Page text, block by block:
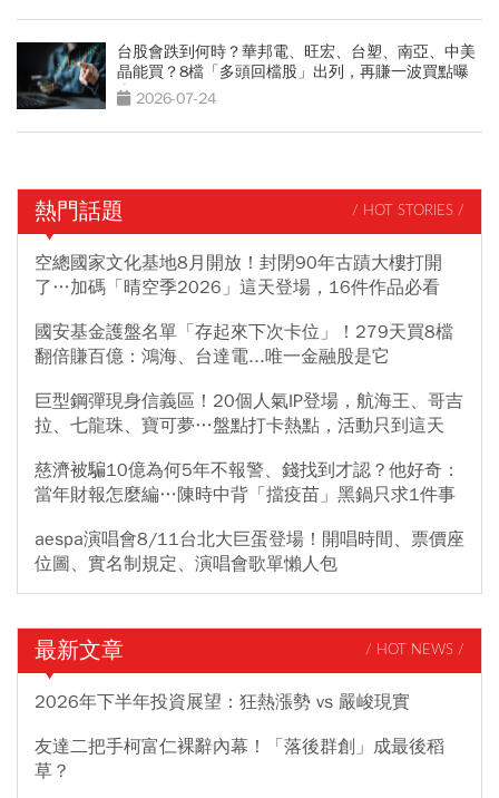
台股會跌到何時？華邦電、旺宏、台塑、南亞、中美
晶能買？8檔「多頭回檔股」出列，再賺一波買點曝
光 2026-07-24
熱門話題 / HOT STORIES /
空總國家文化基地8月開放！封閉90年古蹟大樓打開
了…加碼「晴空季2026」這天登場，16件作品必看
國安基金護盤名單「存起來下次卡位」！279天買8檔
翻倍賺百億：鴻海、台達電...唯一金融股是它
巨型鋼彈現身信義區！20個人氣IP登場，航海王、哥吉
拉、七龍珠、寶可夢…盤點打卡熱點，活動只到這天
慈濟被騙10億為何5年不報警、錢找到才認？他好奇：
當年財報怎麼編…陳時中背「擋疫苗」黑鍋只求1件事
aespa演唱會8/11台北大巨蛋登場！開唱時間、票價座
位圖、實名制規定、演唱會歌單懶人包
最新文章 / HOT NEWS /
2026年下半年投資展望：狂熱漲勢 vs 嚴峻現實
友達二把手柯富仁裸辭內幕！「落後群創」成最後稻
草？